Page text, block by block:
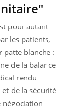
pour autant
les patients,
patte blanche :
de la balance
rendu
et de la sécurité
négociation